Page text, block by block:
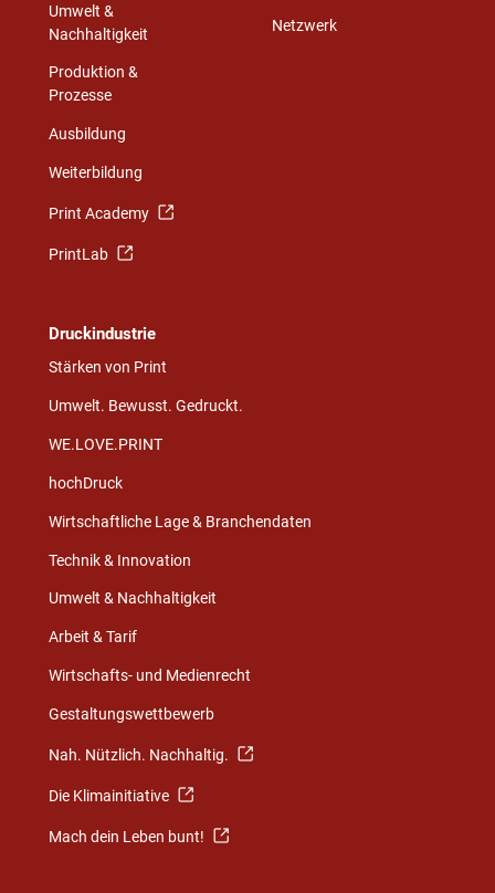
Umwelt &
Nachhaltigkeit
Produktion &
Prozesse
Ausbildung
Weiterbildung
Print Academy
PrintLab
Netzwerk
Druckindustrie
Stärken von Print
Umwelt. Bewusst. Gedruckt.
WE.LOVE.PRINT
hochDruck
Wirtschaftliche Lage & Branchendaten
Technik & Innovation
Umwelt & Nachhaltigkeit
Arbeit & Tarif
Wirtschafts- und Medienrecht
Gestaltungswettbewerb
Nah. Nützlich. Nachhaltig.
Die Klimainitiative
Mach dein Leben bunt!